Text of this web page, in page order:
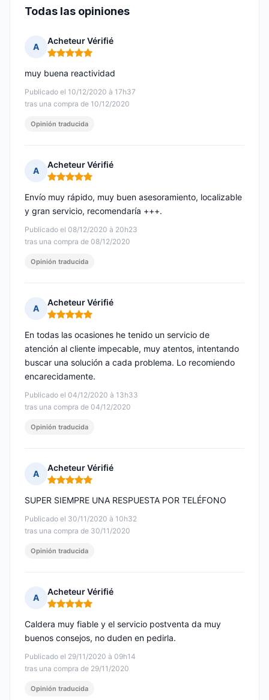
Todas las opiniones
A
Acheteur Vérifié
Nota: 5 de 5
Publicado el 10/12/2020 à 17h37
tras una compra de 10/12/2020
muy buena reactividad
Opinión traducida
A
Acheteur Vérifié
Nota: 5 de 5
Publicado el 08/12/2020 à 20h23
tras una compra de 08/12/2020
Envío muy rápido, muy buen asesoramiento, localizable
y gran servicio, recomendaría +++.
Opinión traducida
A
Acheteur Vérifié
Nota: 5 de 5
Publicado el 04/12/2020 à 13h33
tras una compra de 04/12/2020
En todas las ocasiones he tenido un servicio de
atención al cliente impecable, muy atentos, intentando
buscar una solución a cada problema. Lo recomiendo
encarecidamente.
Opinión traducida
A
Acheteur Vérifié
Nota: 5 de 5
Publicado el 30/11/2020 à 10h32
tras una compra de 30/11/2020
SUPER SIEMPRE UNA RESPUESTA POR TELÉFONO
Opinión traducida
A
Acheteur Vérifié
Nota: 5 de 5
Publicado el 29/11/2020 à 09h14
tras una compra de 29/11/2020
Caldera muy fiable y el servicio postventa da muy
buenos consejos, no duden en pedirla.
Opinión traducida